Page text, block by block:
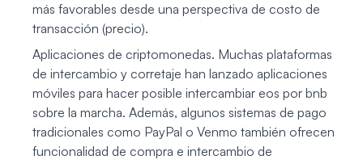
más favorables desde una perspectiva de costo de
transacción (precio).
Aplicaciones de criptomonedas. Muchas plataformas
de intercambio y corretaje han lanzado aplicaciones
móviles para hacer posible intercambiar eos por bnb
sobre la marcha. Además, algunos sistemas de pago
tradicionales como PayPal o Venmo también ofrecen
funcionalidad de compra e intercambio de